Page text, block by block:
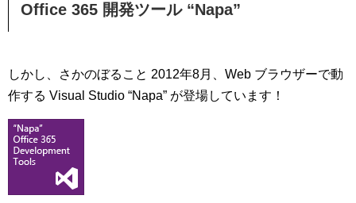
Office 365 開発ツール “Napa”
しかし、さかのぼること 2012年8月、Web ブラウザーで動
作する Visual Studio “Napa” が登場しています！